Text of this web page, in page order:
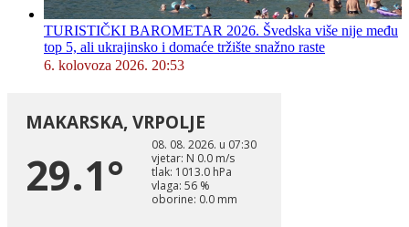
TURISTIČKI BAROMETAR 2026. Švedska više nije među
top 5, ali ukrajinsko i domaće tržište snažno raste
6. kolovoza 2026. 20:53